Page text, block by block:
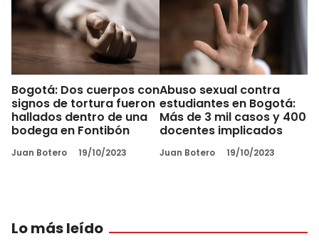
Bogotá: Dos cuerpos con
signos de tortura fueron
hallados dentro de una
bodega en Fontibón
Juan Botero 19/10/2023
Abuso sexual contra
estudiantes en Bogotá:
Más de 3 mil casos y 400
docentes implicados
Juan Botero 19/10/2023
Lo más leído